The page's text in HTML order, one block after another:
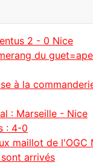
2 - 0 Nice
du
à la
: Marseille - Nice
: 4-0
maillot de l'OGC
arrivés